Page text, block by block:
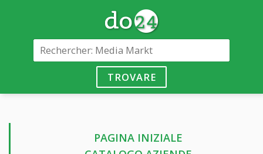
TROVARE
PAGINA INIZIALE